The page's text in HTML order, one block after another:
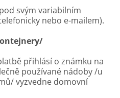
svým variabilním
nebo e-mailem).
přihlásí o známku na
používané nádoby /u
vyzvedne domovní